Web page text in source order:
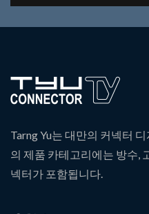
Tarng Yu는 대만의 커넥터
의 제품 카테고리에는 방수,
넥터가 포함됩니다.